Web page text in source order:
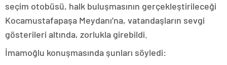
seçim otobüsü, halk buluşmasının gerçekleştirileceği
Kocamustafapaşa Meydanı’na, vatandaşların sevgi
gösterileri altında, zorlukla girebildi.
İmamoğlu konuşmasında şunları söyledi: